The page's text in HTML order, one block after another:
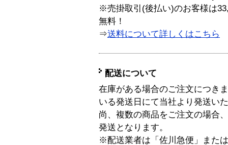
※売掛取引(後払い)のお客様は
無料！
⇒送料について詳しくはこちら
配送について
在庫がある場合のご注文につき
いる発送日にて当社より発送い
尚、複数の商品をご注文の場合
発送となります。
※配送業者は「佐川急便」また